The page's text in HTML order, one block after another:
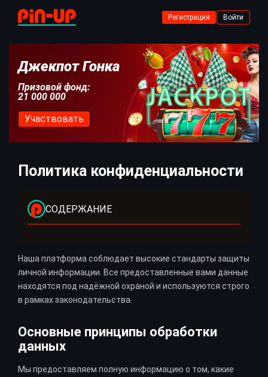
Регистрация Войти
Джекпот Гонка
Призовой фонд:
21 000 000
Участвовать
Политика конфиденциальности
СОДЕРЖАНИЕ
Наша платформа соблюдает высокие стандарты защиты
личной информации. Все предоставленные вами данные
находятся под надёжной охраной и используются строго
в рамках законодательства.
Основные принципы обработки
данных
Мы предоставляем полную информацию о том, какие